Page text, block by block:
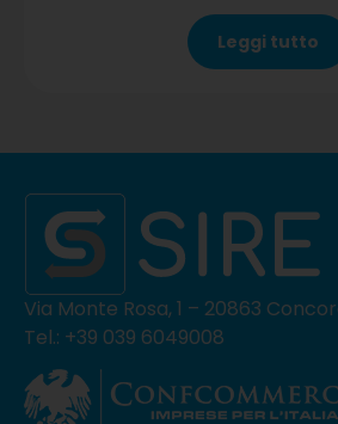
Leggi tutto
Via Monte Rosa, 1 – 20863
Tel.: +39 039 6049008